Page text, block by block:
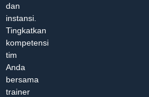
dan
instansi.
Tingkatkan
kompetensi
tim
Anda
bersama
trainer